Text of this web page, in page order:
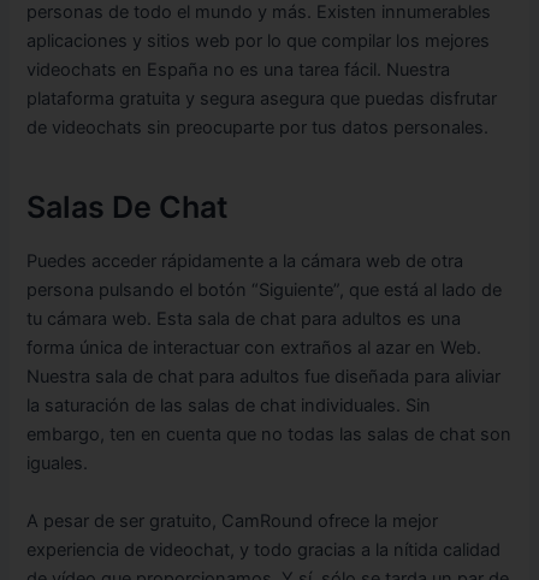
personas de todo el mundo y más. Existen innumerables
aplicaciones y sitios web por lo que compilar los mejores
videochats en España no es una tarea fácil. Nuestra
plataforma gratuita y segura asegura que puedas disfrutar
de videochats sin preocuparte por tus datos personales.
Salas De Chat
Puedes acceder rápidamente a la cámara web de otra
persona pulsando el botón “Siguiente”, que está al lado de
tu cámara web. Esta sala de chat para adultos es una
forma única de interactuar con extraños al azar en Web.
Nuestra sala de chat para adultos fue diseñada para aliviar
la saturación de las salas de chat individuales. Sin
embargo, ten en cuenta que no todas las salas de chat son
iguales.
A pesar de ser gratuito, CamRound ofrece la mejor
experiencia de videochat, y todo gracias a la nítida calidad